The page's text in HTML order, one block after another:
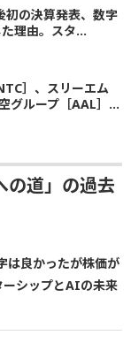
初の決算発表、数字
理由。スタ...
］、スリーエム
グループ［AAL］...
の道」の過去
は良かったが株価が
ーシップとAIの未来